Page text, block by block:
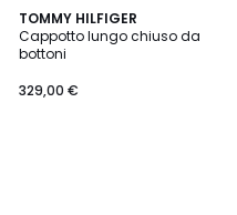
TOMMY HILFIGER
Cappotto lungo chiuso da
bottoni
329,00 €